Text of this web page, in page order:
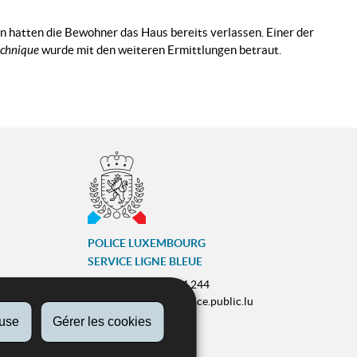
Gérer les cookies
die Bewohner das Haus bereits verlassen. Einer der
wurde mit den weiteren Ermittlungen betraut.
POLICE LUXEMBOURG
SERVICE LIGNE BLEUE
(+352) 244 244 244
E-mail : contact@police.public.lu
Urgences : 113
ZESUMME FIR IECH